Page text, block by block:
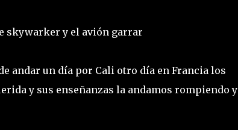
skywarker y el avión garrar
andar un día por Cali otro día en Francia los
y sus enseñanzas la andamos rompiendo y